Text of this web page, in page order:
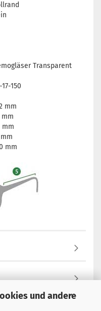
und andere
Transparent
150
mm
mm
mm
mm